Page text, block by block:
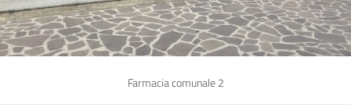
Farmacia comunale 2